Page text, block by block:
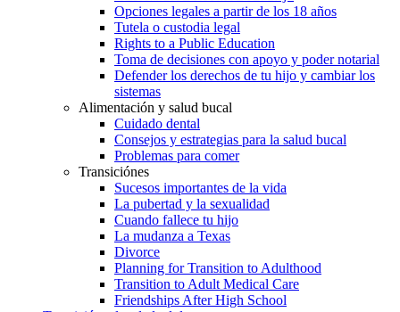
Opciones legales a partir de los 18 años
Tutela o custodia legal
Rights to a Public Education
Toma de decisiones con apoyo y poder notarial
Defender los derechos de tu hijo y cambiar los
sistemas
Alimentación y salud bucal
Cuidado dental
Consejos y estrategias para la salud bucal
Problemas para comer
Transiciónes
Sucesos importantes de la vida
La pubertad y la sexualidad
Cuando fallece tu hijo
La mudanza a Texas
Divorce
Planning for Transition to Adulthood
Transition to Adult Medical Care
Friendships After High School